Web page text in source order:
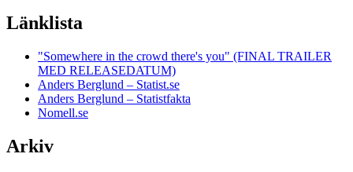
Länklista
"Somewhere in the crowd there's you" (FINAL TRAILER
MED RELEASEDATUM)
Anders Berglund – Statist.se
Anders Berglund – Statistfakta
Nomell.se
Arkiv